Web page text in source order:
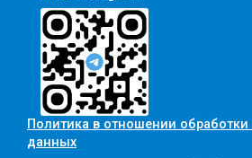
Политика в отношении
данных